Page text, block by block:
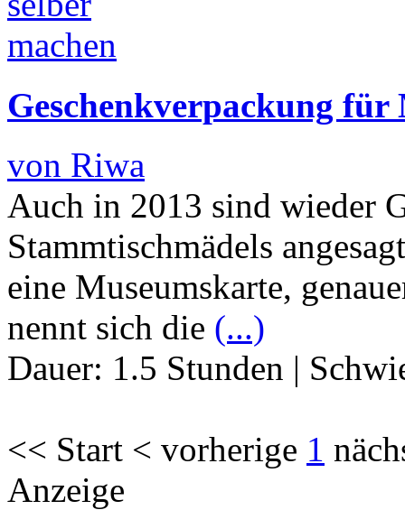
Geschenkverpackung für
von Riwa
Auch in 2013 sind wieder
Stammtischmädels
eine Museumskarte,
nennt sich die (...)
Dauer: 1.5 Stunden |
<< Start < vorherige 1
Anzeige